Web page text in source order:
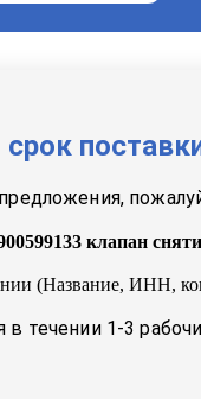
клапан
(Название, ИНН,
течении 1-3